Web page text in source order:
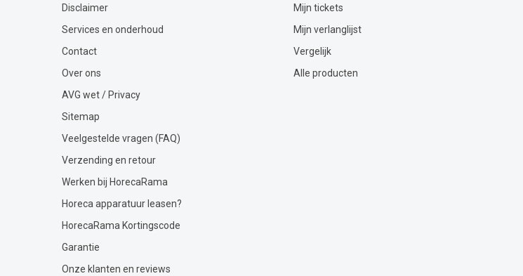
Disclaimer
Services en onderhoud
Contact
Over ons
AVG wet / Privacy
Sitemap
Veelgestelde vragen (FAQ)
Verzending en retour
Werken bij HorecaRama
Horeca apparatuur leasen?
HorecaRama Kortingscode
Garantie
Onze klanten en reviews
Mijn tickets
Mijn verlanglijst
Vergelijk
Alle producten